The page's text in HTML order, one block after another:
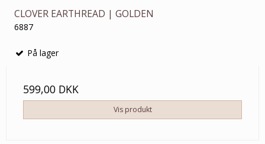
CLOVER EARTHREAD | GOLDEN
6887
På lager
599,00 DKK
Vis produkt